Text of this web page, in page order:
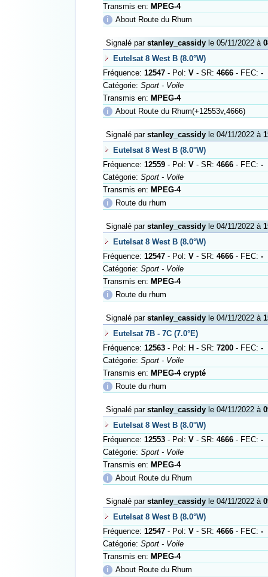
Transmis en: MPEG-4
ℹ
About Route du Rhum
Signalé par stanley_cassidyle 05/11/2022 à
Eutelsat 8 West B (8.0°W)
Fréquence: 12547- Pol: V- SR: 4666- FEC: -
Catégorie: Sport - Voile
Transmis en: MPEG-4
ℹ
About Route du Rhum(+12553v,4666)
Signalé par stanley_cassidyle 04/11/2022 à
Eutelsat 8 West B (8.0°W)
Fréquence: 12559- Pol: V- SR: 4666- FEC: -
Catégorie: Sport - Voile
Transmis en: MPEG-4
ℹ
Route du rhum
Signalé par stanley_cassidyle 04/11/2022 à
Eutelsat 8 West B (8.0°W)
Fréquence: 12547- Pol: V- SR: 4666- FEC: -
Catégorie: Sport - Voile
Transmis en: MPEG-4
ℹ
Route du rhum
Signalé par stanley_cassidyle 04/11/2022 à
Eutelsat 7B - 7C (7.0°E)
Fréquence: 12563- Pol: H - SR: 7200- FEC: -
Catégorie: Sport - Voile
Transmis en: MPEG-4 crypté
ℹ
Route du rhum
Signalé par stanley_cassidyle 04/11/2022 à
Eutelsat 8 West B (8.0°W)
Fréquence: 12553- Pol: V- SR: 4666- FEC: -
Catégorie: Sport - Voile
Transmis en: MPEG-4
ℹ
About Route du Rhum
Signalé par stanley_cassidyle 04/11/2022 à
Eutelsat 8 West B (8.0°W)
Fréquence: 12547- Pol: V- SR: 4666- FEC: -
Catégorie: Sport - Voile
Transmis en: MPEG-4
ℹ
About Route du Rhum